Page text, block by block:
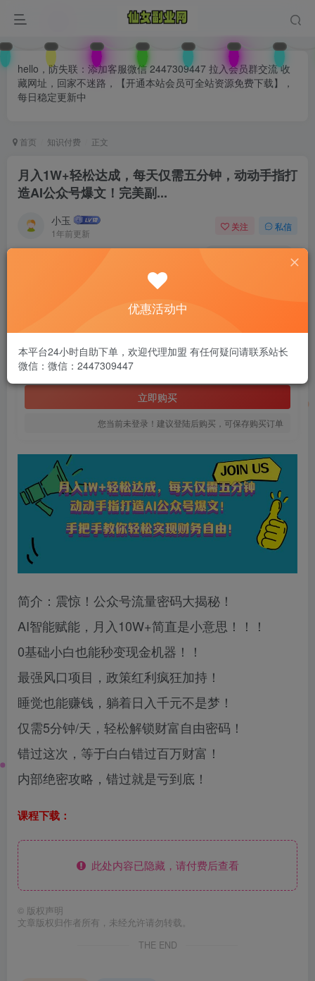
hello，防失联：添加客服微信 2447309447 拉入会员群交流 收
藏网址，回家不迷路，【开通本站会员可全站资源免费下载】，
每日稳定更新中
首页 知识付费 正文
月入1W+轻松达成，每天仅需五分钟，动动手指打
造AI公众号爆文！完美副...
小玉
1年前更新
关注 私信
0 111 77
此内容为付费阅读，请付费后查看
￥1.99
黄金会员免费
立即购买
您当前未登录！建议登陆后购买，可保存购买订单
简介：震惊！公众号流量密码大揭秘！
AI智能赋能，月入10W+简直是小意思！！！
0基础小白也能秒变现金机器！！
最强风口项目，政策红利疯狂加持！
睡觉也能赚钱，躺着日入千元不是梦！
仅需5分钟/天，轻松解锁财富自由密码！
错过这次，等于白白错过百万财富！
内部绝密攻略，错过就是亏到底！
课程下载：
此处内容已隐藏，请付费后查看
© 版权声明
文章版权归作者所有，未经允许请勿转载。
THE END
优惠活动中
本平台24小时自助下单，欢迎代理加盟 有任何疑问请联系站长
微信：微信：2447309447